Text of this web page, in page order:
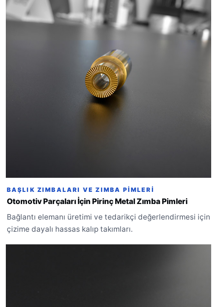
BAŞLIK ZIMBALARI VE ZIMBA PIMLERI
Otomotiv Parçaları İçin Pirinç Metal Zımba Pimleri
Bağlantı elemanı üretimi ve tedarikçi değerlendirmesi için
çizime dayalı hassas kalıp takımları.